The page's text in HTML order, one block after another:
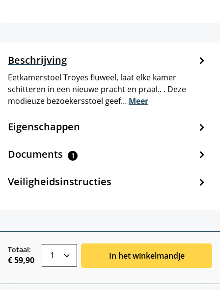
Beschrijving
Eetkamerstoel Troyes fluweel, laat elke kamer
schitteren in een nieuwe pracht en praal.. . Deze
modieuze bezoekersstoel geef… Meer
Eigenschappen
Documents 1
Veiligheidsinstructies
Totaal:
€ 59,90 In het winkelmandje